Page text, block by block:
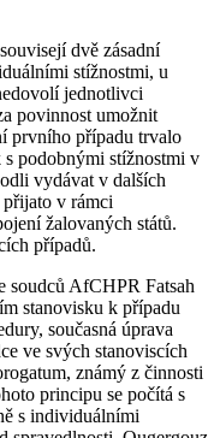
dvě zásadní
stížnostmi, u
jednotlivci
povinnost umožnit
prvního případu trvalo
podobnými stížnostmi v
vydávat v dalších
v rámci
žalovaných států.
případů.
soudců AfCHPR Fatsah
stanovisku k případu
současná úprava
ve svých stanoviscích
známý z činnosti
principu se počítá s
s individuálními